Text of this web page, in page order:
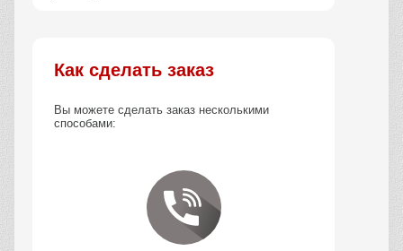
Как сделать заказ
Вы можете сделать заказ несколькими
способами: